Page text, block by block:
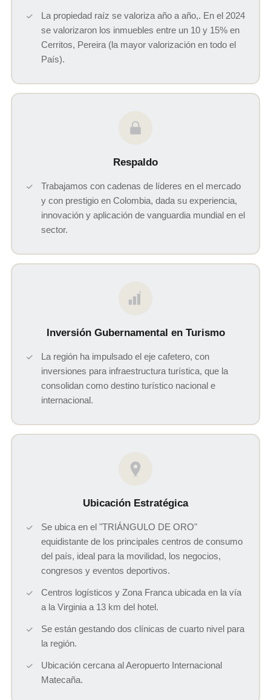
La propiedad raíz se valoriza año a año,. En el 2024
se valorizaron los inmuebles entre un 10 y 15% en
Cerritos, Pereira (la mayor valorización en todo el
País).
Respaldo
Trabajamos con cadenas de líderes en el mercado
y con prestigio en Colombia, dada su experiencia,
innovación y aplicación de vanguardia mundial en el
sector.
$
Inversión Gubernamental en Turismo
La región ha impulsado el eje cafetero, con
inversiones para infraestructura turística, que la
consolidan como destino turístico nacional e
internacional.
Ubicación Estratégica
Se ubica en el "TRIÁNGULO DE ORO"
equidistante de los principales centros de consumo
del país, ideal para la movilidad, los negocios,
congresos y eventos deportivos.
Centros logísticos y Zona Franca ubicada en la vía
a la Virginia a 13 km del hotel.
Se están gestando dos clínicas de cuarto nivel para
la región.
Ubicación cercana al Aeropuerto Internacional
Matecaña.